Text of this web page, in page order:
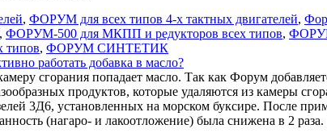
, ФОРУМ для всех типов 4-х тактных двигателей,
, ФОРУМ-500 для МКПП и редукторов всех типов,
, ФОРУМ СИНТЕТИК
работать добавка в масло?
сгорания попадает масло. Так как Форум
продуктов, которые удаляются из камеры
3Д6, установленных на морском буксире. После
(нагаро- и лакоотложение) была снижена в 2